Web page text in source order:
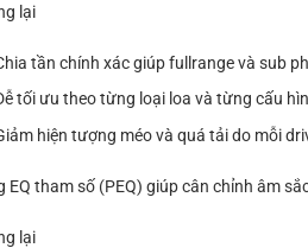
lại
tần chính xác giúp fullrange và sub
tối ưu theo từng loại loa và từng cấu
hiện tượng méo và quá tải do mỗi
EQ tham số (PEQ) giúp cân chỉnh âm
lại